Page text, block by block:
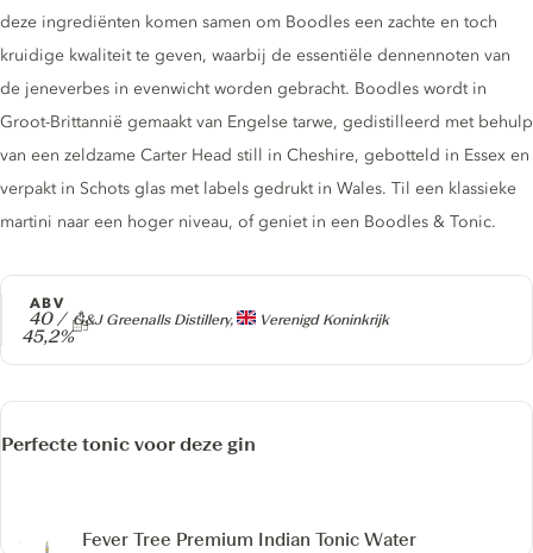
Producer
G&J Greenalls Distillery, Verenigd Koninkrijk
ABV
40 /
45,2%
deze ingrediënten komen samen om Boodles een zachte en toch
kruidige kwaliteit te geven, waarbij de essentiële dennennoten van
de jeneverbes in evenwicht worden gebracht. Boodles wordt in
Groot-Brittannië gemaakt van Engelse tarwe, gedistilleerd met behulp
van een zeldzame Carter Head still in Cheshire, gebotteld in Essex en
verpakt in Schots glas met labels gedrukt in Wales. Til een klassieke
martini naar een hoger niveau, of geniet in een Boodles & Tonic.
Perfecte tonic voor deze gin
Fever Tree Premium Indian Tonic Water